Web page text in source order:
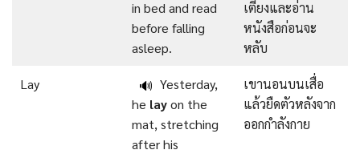
in bed and read
before falling
asleep.
เตียงและอ่าน
หนังสือก่อนจะ
หลับ
Lay 🔊 Yesterday,
he layon the
mat, stretching
after his
เขานอนบนเสื่อ
แล้วยืดตัวหลังจาก
ออกกำลังกาย